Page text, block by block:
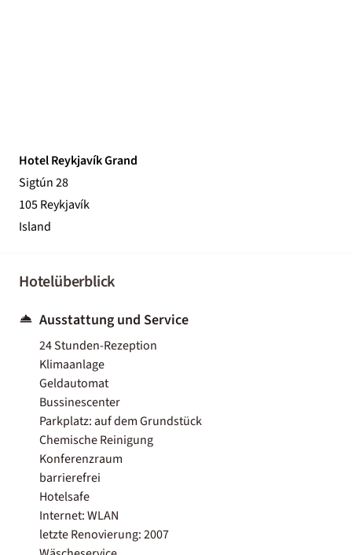
Hotel Reykjavík Grand
Sigtún 28
105 Reykjavík
Island
Hotelüberblick
Ausstattung und Service
24 Stunden-Rezeption
Klimaanlage
Geldautomat
Bussinescenter
Parkplatz: auf dem Grundstück
Chemische Reinigung
Konferenzraum
barrierefrei
Hotelsafe
Internet: WLAN
letzte Renovierung: 2007